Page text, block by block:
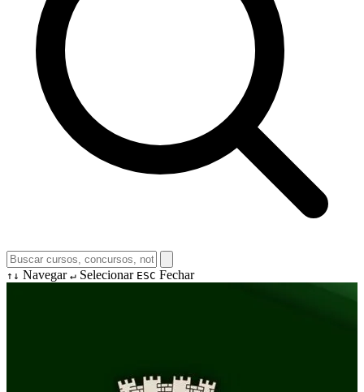
↑↓ Navegar ↵ Selecionar ESC Fechar